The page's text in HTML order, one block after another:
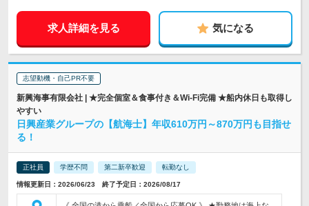
求人詳細を見る 気になる
志望動機・自己PR不要
新興海事有限会社 | ★完全個室＆食事付き＆Wi-Fi完備 ★船内休日も取得し
やすい
日興産業グループの【航海士】年収610万円～870万円も目指せ
る！
正社員 学歴不問 第二新卒歓迎 転勤なし
情報更新日：2026/06/23 終了予定日：2026/08/17